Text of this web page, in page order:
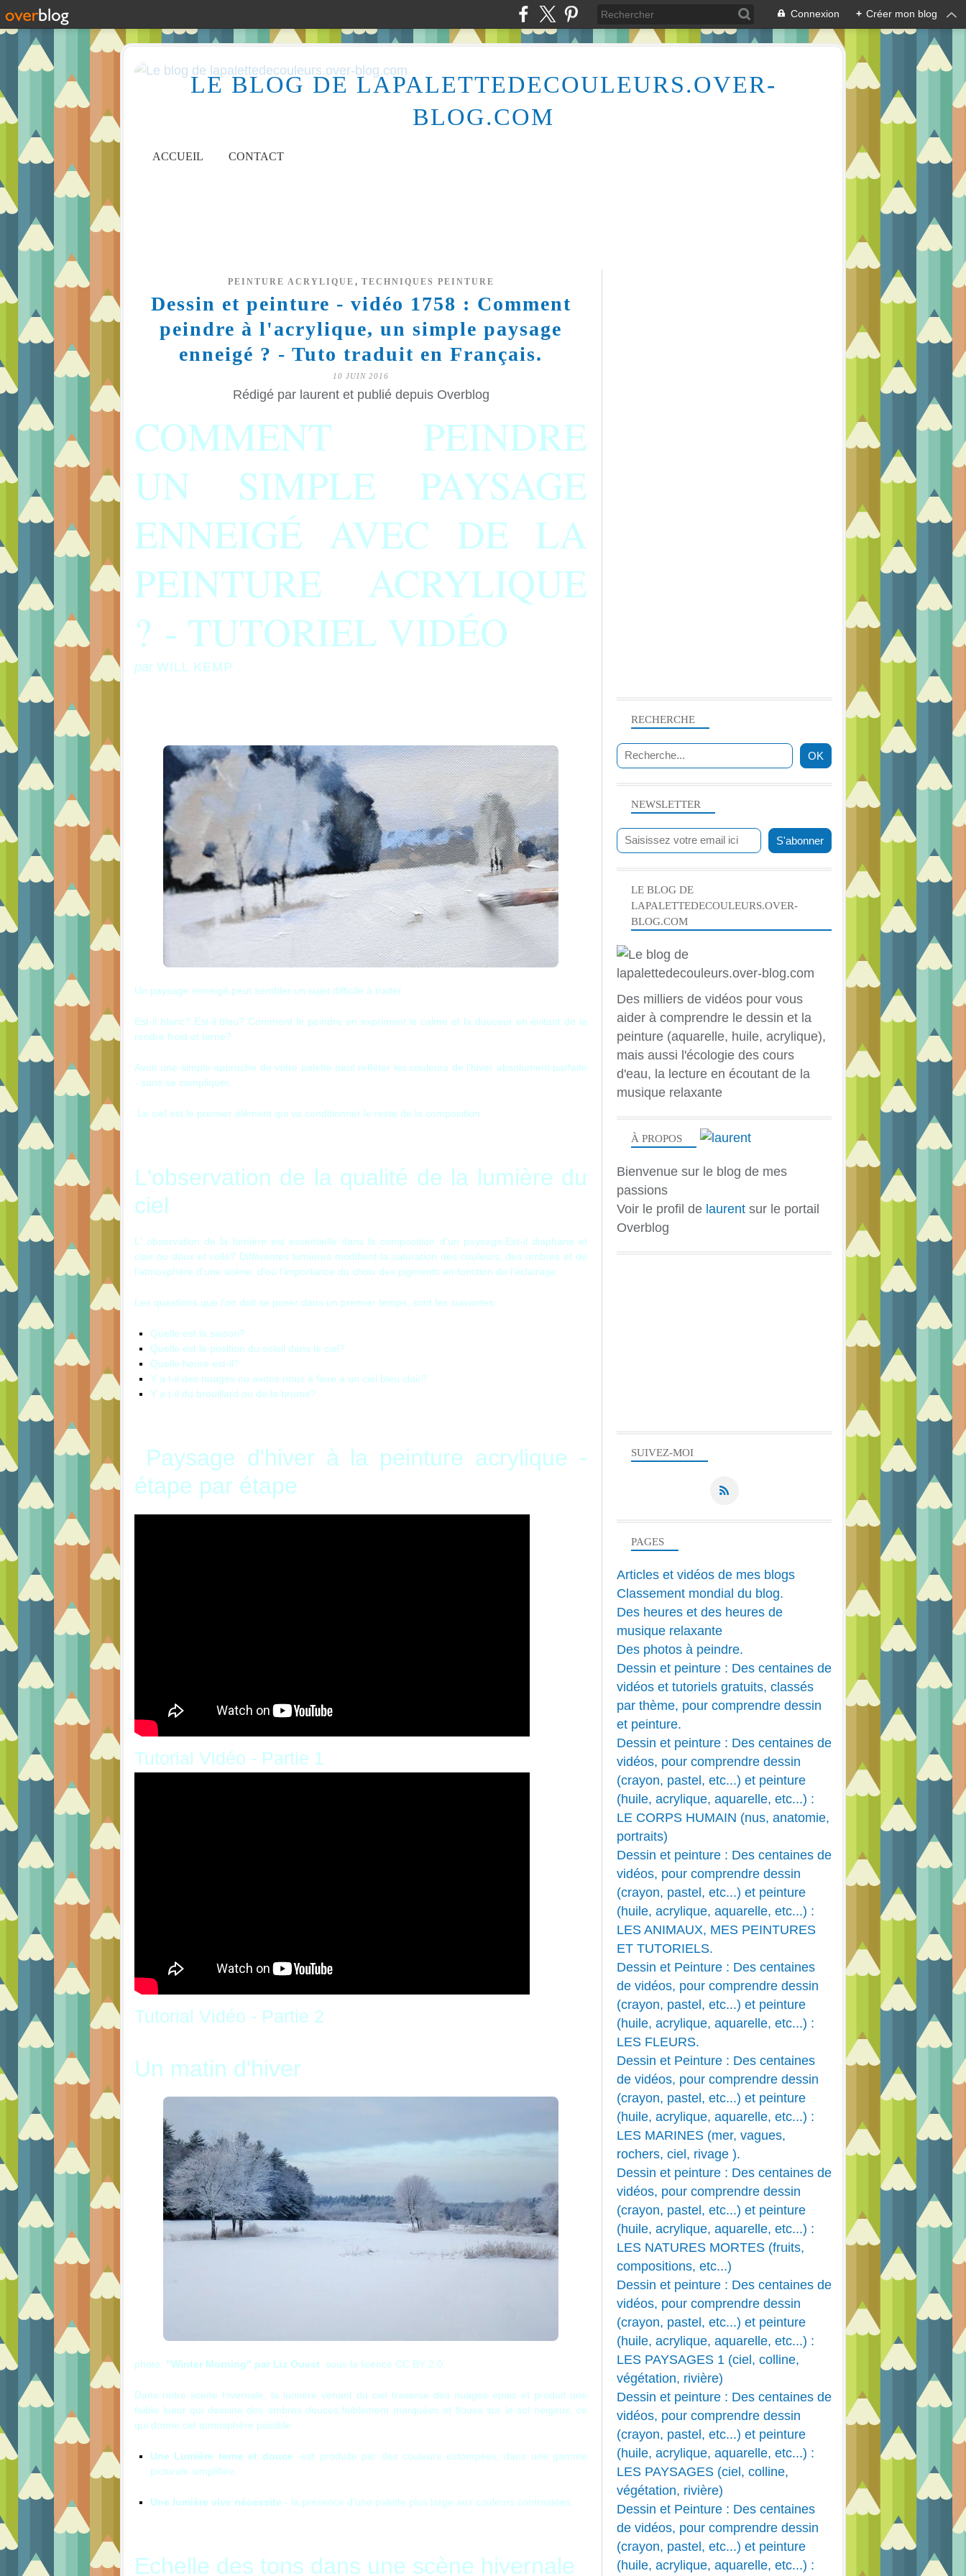
Connexion + Créer mon blog
LE BLOG DE LAPALETTEDECOULEURS.OVER-
BLOG.COM
ACCUEIL CONTACT
PEINTURE ACRYLIQUE , TECHNIQUES PEINTURE
Dessin et peinture - vidéo 1758 : Comment
peindre à l'acrylique, un simple paysage
enneigé ? - Tuto traduit en Français.
10 JUIN 2016
Rédigé par laurent et publié depuis Overblog
COMMENT PEINDRE
UN SIMPLE PAYSAGE
ENNEIGÉ AVEC DE LA
PEINTURE ACRYLIQUE
? - TUTORIEL VIDÉO
par WILL KEMP
Un paysage enneigé peut sembler un sujet difficile à traiter.
Est-il blanc? Est-il bleu? Comment le peindre en exprimant le calme et la douceur en évitant de le
rendre froid et terne?
Avoir une simple approche de votre palette peut refléter les couleurs de l'hiver absolument parfaite
- sans se compliquer.
Le ciel est le premier élément qui va conditionner le reste de la composition.
L'observation de la qualité de la lumière du
ciel
L' observation de la lumière est essentielle dans la composition d'un paysage. Est-il diaphane et
clair ou doux et voilé? Différentes lumières modifient la saturation des couleurs, des ombres et de
l'atmosphère d'une scène, d'où l'importance du choix des pigments en fonction de l'éclairage.
Les questions que l'on doit se poser dans un premier temps, sont les suivantes:
Quelle est la saison?
Quelle est le position du soleil dans le ciel?
Quelle heure est-il?
Y a t-il des nuages ​​ou avons nous à faire à un ciel bleu clair?
Y a t-il du brouillard ou de la brume?
Paysage d'hiver à la peinture acrylique -
étape par étape
Tutorial Vidéo - Partie 1
Tutorial Vidéo - Partie 2
Un matin d'hiver
photo: "Winter Morning" par Liz Ouest sous la licence CC BY 2.0.
Dans notre scène hivernale, la lumière venant du ciel traverse des nuages ​​épais et produit une
faible lueur qui dessine des ombres douces,faiblement marquées et floues sur le sol neigeux, ce
qui donne cet atmosphère paisible
Une Lumière terne et douce -est produite par des couleurs estompées, dans une gamme
picturale simplifiée.
Une lumière vive nécessite - la présence d'une palette plus large aux couleurs contrastées.
Echelle des tons dans une scène hivernale
NEWSLETTER
SUIVEZ-MOI
RECHERCHE
LE BLOG DE
LAPALETTEDECOULEURS.OVER-
BLOG.COM
Des milliers de vidéos pour vous
aider à comprendre le dessin et la
peinture (aquarelle, huile, acrylique),
mais aussi l'écologie des cours
d'eau, la lecture en écoutant de la
musique relaxante
À PROPOS
Bienvenue sur le blog de mes
passions
Voir le profil de laurent sur le portail
Overblog
PAGES
Articles et vidéos de mes blogs
Classement mondial du blog.
Des heures et des heures de
musique relaxante
Des photos à peindre.
Dessin et peinture : Des centaines de
vidéos et tutoriels gratuits, classés
par thème, pour comprendre dessin
et peinture.
Dessin et peinture : Des centaines de
vidéos, pour comprendre dessin
(crayon, pastel, etc...) et peinture
(huile, acrylique, aquarelle, etc...) :
LE CORPS HUMAIN (nus, anatomie,
portraits)
Dessin et peinture : Des centaines de
vidéos, pour comprendre dessin
(crayon, pastel, etc...) et peinture
(huile, acrylique, aquarelle, etc...) :
LES ANIMAUX, MES PEINTURES
ET TUTORIELS.
Dessin et Peinture : Des centaines
de vidéos, pour comprendre dessin
(crayon, pastel, etc...) et peinture
(huile, acrylique, aquarelle, etc...) :
LES FLEURS.
Dessin et Peinture : Des centaines
de vidéos, pour comprendre dessin
(crayon, pastel, etc...) et peinture
(huile, acrylique, aquarelle, etc...) :
LES MARINES (mer, vagues,
rochers, ciel, rivage ).
Dessin et peinture : Des centaines de
vidéos, pour comprendre dessin
(crayon, pastel, etc...) et peinture
(huile, acrylique, aquarelle, etc...) :
LES NATURES MORTES (fruits,
compositions, etc...)
Dessin et peinture : Des centaines de
vidéos, pour comprendre dessin
(crayon, pastel, etc...) et peinture
(huile, acrylique, aquarelle, etc...) :
LES PAYSAGES 1 (ciel, colline,
végétation, rivière)
Dessin et peinture : Des centaines de
vidéos, pour comprendre dessin
(crayon, pastel, etc...) et peinture
(huile, acrylique, aquarelle, etc...) :
LES PAYSAGES (ciel, colline,
végétation, rivière)
Dessin et Peinture : Des centaines
de vidéos, pour comprendre dessin
(crayon, pastel, etc...) et peinture
(huile, acrylique, aquarelle, etc...) :